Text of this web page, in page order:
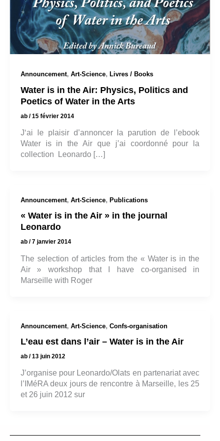
Announcement, Art-Science, Livres / Books
Water is in the Air: Physics, Politics and
Poetics of Water in the Arts
ab /15 février 2014
J‘ai le plaisir d’annoncer la parution de l’ebook
Water is in the Air que j’ai coordonné pour la
collection Leonardo […]
Announcement, Art-Science, Publications
« Water is in the Air » in the journal
Leonardo
ab /7 janvier 2014
The selection of articles from the « Water is in the
Air » workshop that I have co-organised in
Marseille with Roger
Announcement, Art-Science, Confs-organisation
L’eau est dans l’air – Water is in the Air
ab /13 juin 2012
J’organise pour Leonardo/Olats en partenariat avec
l’IMéRA deux jours de rencontre à Marseille, les 25
et 26 juin 2012 sur